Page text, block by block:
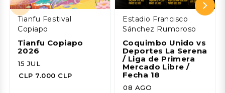
Tianfu Festival
Copiapo
Tianfu Copiapo
2026
15 JUL
CLP 7.000 CLP
Estadio Francisco
Sánchez Rumoroso
Coquimbo Unido vs
Deportes La Serena
/ Liga de Primera
Mercado Libre /
Fecha 18
08 AGO